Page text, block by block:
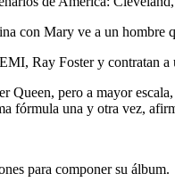
con Mary ve a un
Ray Foster y contratan
Queen, pero a mayor
fórmula una y otra vez,
para componer su álbum.